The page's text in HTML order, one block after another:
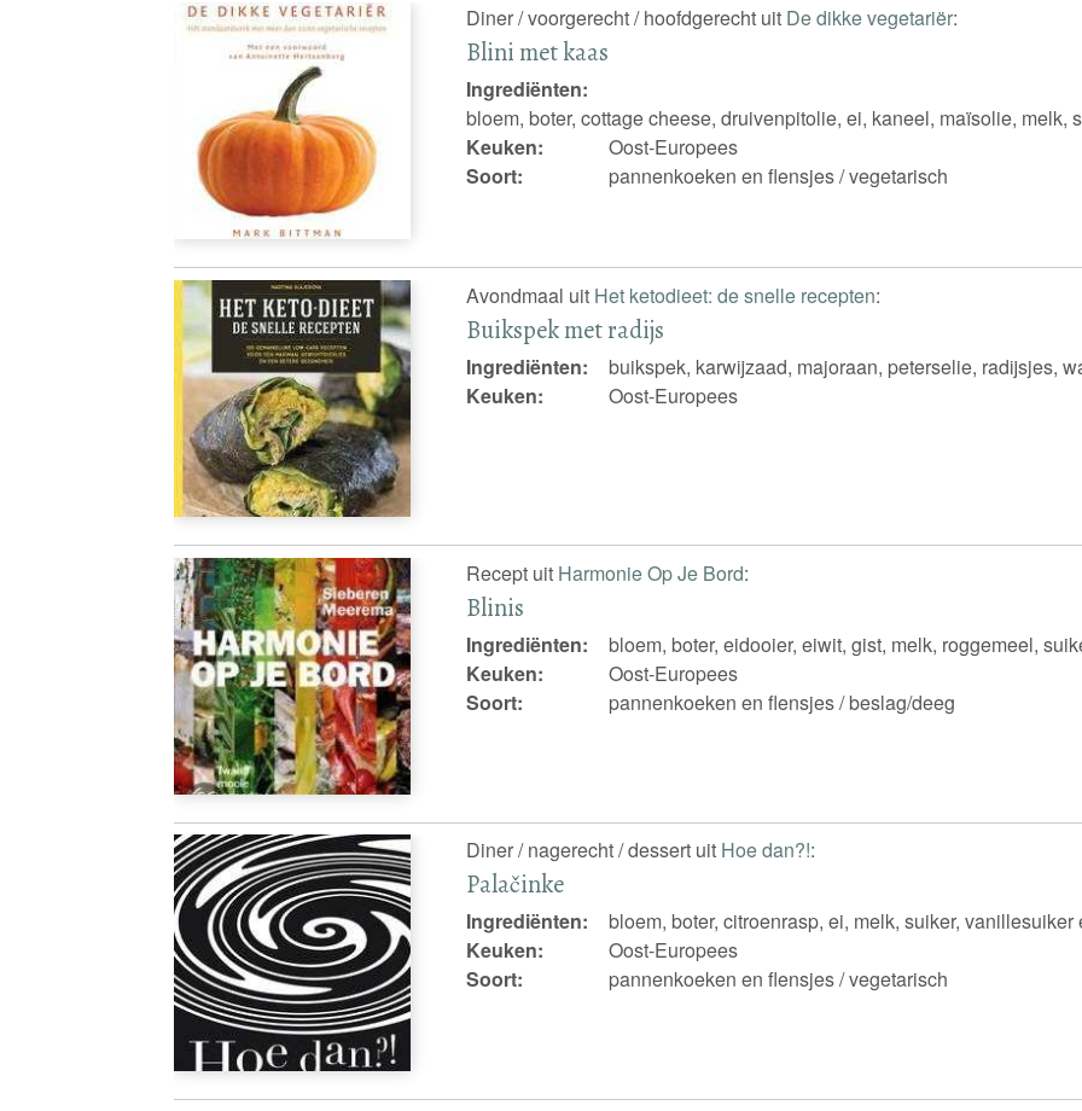
Diner / voorgerecht / hoofdgerecht uit De dikke vegetariër:
Blini met kaas
Ingrediënten:
bloem, boter, cottage cheese, druivenpitolie, ei, kaneel, maïsolie, melk,
Keuken:
Oost-Europees
Soort:
pannenkoeken en flensjes / vegetarisch
Avondmaal uit Het ketodieet: de snelle recepten:
Buikspek met radijs
Ingrediënten:
buikspek, karwijzaad, majoraan, peterselie, radijsjes,
Keuken:
Oost-Europees
Recept uit Harmonie Op Je Bord:
Blinis
Ingrediënten:
bloem, boter, eidooier, eiwit, gist, melk, roggemeel,
Keuken:
Oost-Europees
Soort:
pannenkoeken en flensjes / beslag/deeg
Diner / nagerecht / dessert uit Hoe dan?!:
Palačinke
Ingrediënten:
bloem, boter, citroenrasp, ei, melk, suiker, vanillesuiker
Keuken:
Oost-Europees
Soort:
pannenkoeken en flensjes / vegetarisch